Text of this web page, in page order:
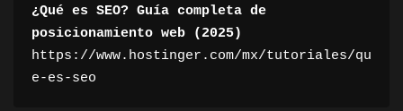
¿Qué es SEO? Guía completa de
posicionamiento web (2025)
https://www.hostinger.com/mx/tutoriales/qu
e-es-seo